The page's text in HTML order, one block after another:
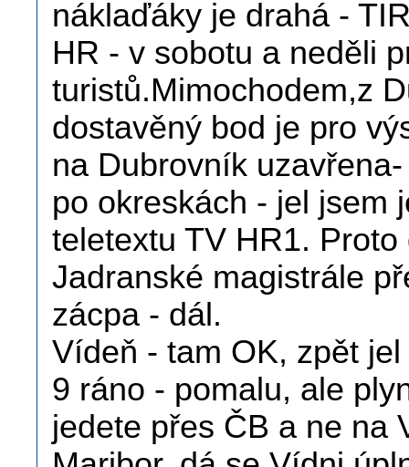
náklaďáky je drahá -
HR - v sobotu a neděli
turistů.Mimochodem,z
dostavěný bod je pro
na Dubrovník
po okreskách - jel jsem
teletextu TV HR1.
Jadranské magistrále
zácpa - dál.
Vídeň - tam OK, zpět
9 ráno - pomalu, ale
jedete přes ČB a ne na